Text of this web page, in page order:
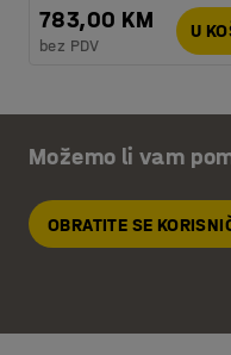
783,00 KM
bez PDV
U
Možemo li vam
OBRATITE SE